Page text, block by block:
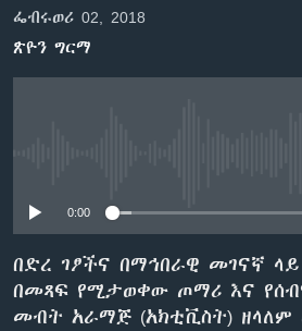
ወደ
ዋናው
ክምችት
ቋንቋዎች
ፌብሩወሪ 02, 2018
ጽዮን ግርማ
0:00
በድረ ገፆችና በማኅበራዊ መገናኛ ላይ
በመጻፍ የሚታወቀው ጦማሪ እና
መብት አራማጅ (አክቲቪስት) ዘላለም